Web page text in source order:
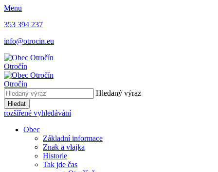
Menu
353 394 237
info@otrocin.eu
Otročín
Otročín
Hledaný výraz
Hledat
rozšířené vyhledávání
Obec
Základní informace
Znak a vlajka
Historie
Tak jde čas